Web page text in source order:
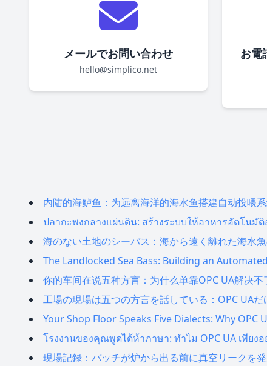
メールでお問い合わせ
hello@simplico.net
お電
内陆的海鲈鱼：为远离海洋的海水鱼搭建自动投喂
ปลากะพงกลางแผ่นดิน: สร้างระบบให้อาหารอัตโนมั
海のない土地のシーバス：海から遠く離れた海水
The Landlocked Sea Bass: Building an
你的车间在说五种方言：为什么单靠OPC UA解决
工場の現場は五つの方言を話している：OPC UA
Your Shop Floor Speaks Five Dialects: Why
โรงงานของคุณพูดได้ห้าภาษา: ทำไม OPC UA เพีย
現場記録：バッチが炉から出る前に真空リークを